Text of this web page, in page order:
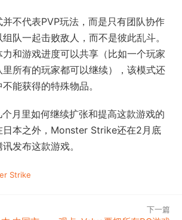
不代表PVP玩法，而是只有团队协作
队一起击败敌人，而不是彼此乱斗。
和游戏进度可以共享（比如一个玩家
所有的玩家都可以继续），该模式还
能获得的特殊物品。
月里如何继续扩张和提高这款游戏的
日本之外，Monster Strike还在2月底
发布这款游戏。
Strike
下一篇